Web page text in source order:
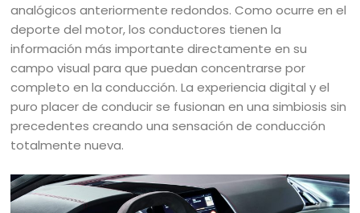
analógicos anteriormente redondos. Como ocurre en el
deporte del motor, los conductores tienen la
información más importante directamente en su
campo visual para que puedan concentrarse por
completo en la conducción. La experiencia digital y el
puro placer de conducir se fusionan en una simbiosis sin
precedentes creando una sensación de conducción
totalmente nueva.